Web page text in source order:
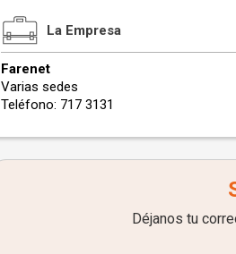
La Empresa
Farenet
Varias sedes
Teléfono: 717 3131
Déjanos tu